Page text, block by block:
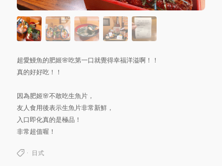
超愛鰻魚的肥姬🌸吃第一口就覺得幸福洋溢啊！！
真的好好吃！！
因為肥姬🌸不敢吃生魚片，
友人食用後表示生魚片非常新鮮，
入口即化真的是極品！
非常超值喔！
日式